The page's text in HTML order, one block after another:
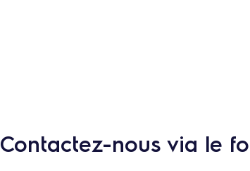
Contactez-nous via le